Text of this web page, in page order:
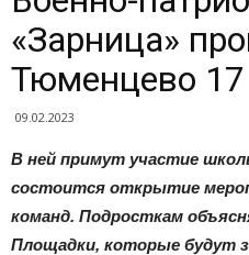
|
«Зарница»
Тюменцево
09.02.2023
В ней примут участие
состоится открытие
команд. Подросткам
Площадки, которые будут